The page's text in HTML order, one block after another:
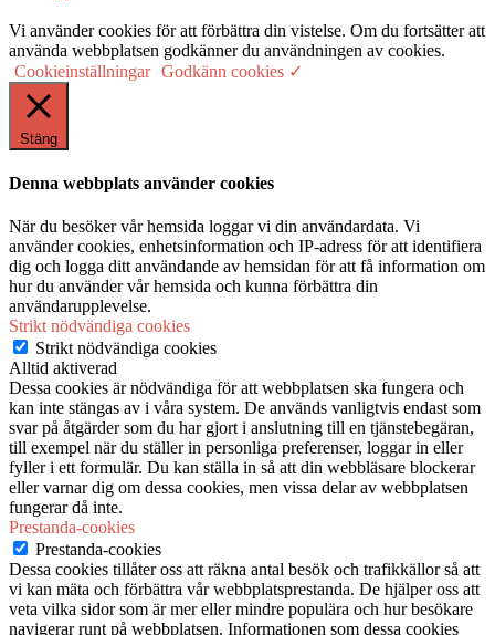
Vi använder cookies för att förbättra din vistelse. Om du fortsätter att
använda webbplatsen godkänner du användningen av cookies.
Cookieinställningar Godkänn cookies ✓
Stäng
Denna webbplats använder cookies
När du besöker vår hemsida loggar vi din användardata. Vi
använder cookies, enhetsinformation och IP-adress för att identifiera
dig och logga ditt användande av hemsidan för att få information om
hur du använder vår hemsida och kunna förbättra din
användarupplevelse.
Strikt nödvändiga cookies
Strikt nödvändiga cookies
Alltid aktiverad
Dessa cookies är nödvändiga för att webbplatsen ska fungera och
kan inte stängas av i våra system. De används vanligtvis endast som
svar på åtgärder som du har gjort i anslutning till en tjänstebegäran,
till exempel när du ställer in personliga preferenser, loggar in eller
fyller i ett formulär. Du kan ställa in så att din webbläsare blockerar
eller varnar dig om dessa cookies, men vissa delar av webbplatsen
fungerar då inte.
Prestanda-cookies
Prestanda-cookies
Dessa cookies tillåter oss att räkna antal besök och trafikkällor så att
vi kan mäta och förbättra vår webbplatsprestanda. De hjälper oss att
veta vilka sidor som är mer eller mindre populära och hur besökare
navigerar runt på webbplatsen. Informationen som dessa cookies